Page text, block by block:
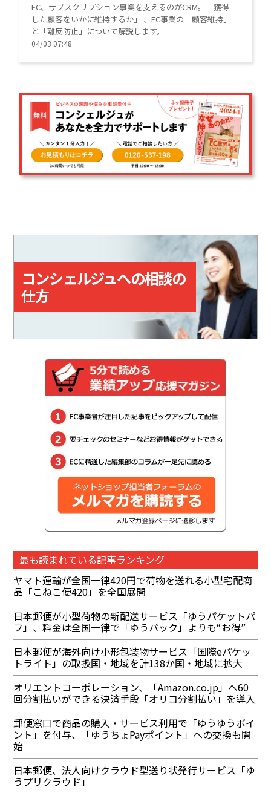
EC、サブスクリプション事業を支えるのがCRM。「獲得
した顧客をいかに維持するか」 、EC事業の「顧客維持」
と「離反防止」について解説します。
04/03 07:48
コンシェルジュへの相談の
仕方
最も読まれている記事ランキング
ヤマト運輸が全国一律420円で荷物を送れる小型宅配商
品「こねこ便420」を全国展開
日本郵便が小型荷物の新配送サービス「ゆうパケットパ
フ」、料金は全国一律で「ゆうパック」よりも“お得”
日本郵便が海外向け小形包装物サービス「国際eパケッ
トライト」の取扱国・地域を計138か国・地域に拡大
オリエントコーポレーション、「Amazon.co.jp」へ60
回分割払いができる決済手段「オリコ分割払い」を導入
郵便窓口で商品の購入・サービス利用で「ゆうゆうポイ
ント」を付与、「ゆうちょPayポイント」への交換も開
始
日本郵便、法人向けクラウド型送り状発行サービス「ゆ
うプリクラウド」